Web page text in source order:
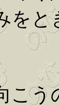
をと
こう